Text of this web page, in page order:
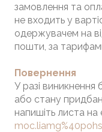
замовлення та
не входить у
одержувачем на
пошти, за
Повернення
У разі виникнення
або стану
напишіть листа